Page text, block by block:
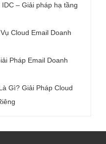
– Giải pháp hạ tầng
Cloud Email Doanh
Pháp Email Doanh
Gì? Giải Pháp Cloud